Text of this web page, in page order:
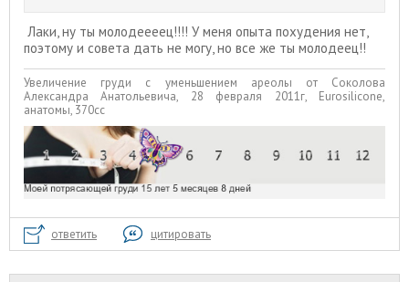
Лаки, ну ты молодеееец!!!! У меня опыта похудения нет,
поэтому и совета дать не могу, но все же ты молодеец!!
Увеличение груди с уменьшением ареолы от Соколова
Александра Анатольевича, 28 февраля 2011г, Eurosilicone,
анатомы, 370сс
ответить цитировать